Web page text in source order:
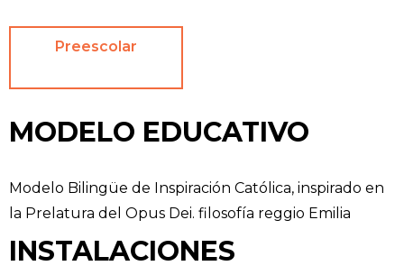
Preescolar
MODELO EDUCATIVO
Modelo Bilingüe de Inspiración Católica, inspirado en
la Prelatura del Opus Dei. filosofía reggio Emilia
INSTALACIONES